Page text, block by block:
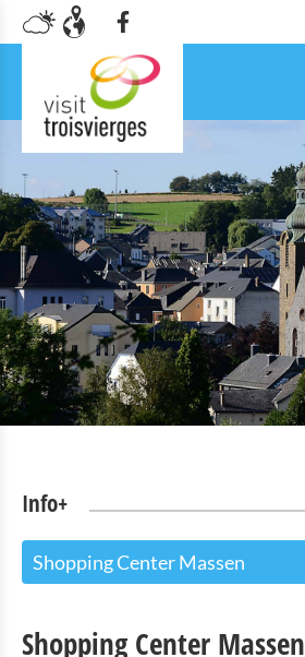
Info+
Shopping Center Massen
Shopping Center Massen